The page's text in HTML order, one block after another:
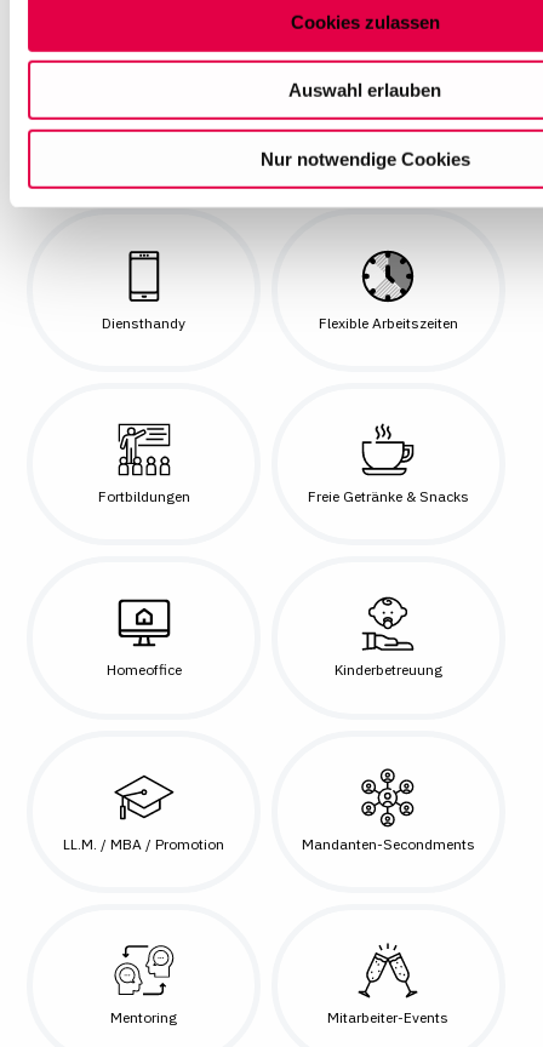
Sie am Ende der Seite auf "Cookie-Einstellungen" klicken.
Informationen finden Sie in unseren
Cookies zulassen
Auswahl erlauben
Nur notwendige Cookies
Betriebliche Altersvorsorge
Diensthandy Flexible Arbeitszeiten
Fortbildungen Freie Getränke & Snacks
Homeoffice Kinderbetreuung
LL.M. / MBA / Promotion Mandanten-Secondments
Mentoring Mitarbeiter-Events